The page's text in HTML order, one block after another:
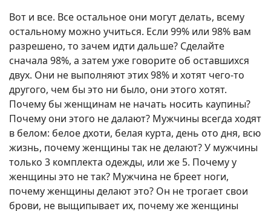
Вот и все. Все остальное они могут делать, всему
остальному можно учиться. Если 99% или 98% вам
разрешено, то зачем идти дальше? Сделайте
сначала 98%, а затем уже говорите об оставшихся
двух. Они не выполняют этих 98% и хотят чего-то
другого, чем бы это ни было, они этого хотят.
Почему бы женщинам не начать носить каупины?
Почему они этого не далают? Мужчины всегда ходят
в белом: белое дхоти, белая курта, день ото дня, всю
жизнь, почему женщины так не делают? У мужчины
только 3 комплекта одежды, или же 5. Почему у
женщины это не так? Мужчина не бреет ноги,
почему женщины делают это? Он не трогает свои
брови, не выщипывает их, почему же женщины